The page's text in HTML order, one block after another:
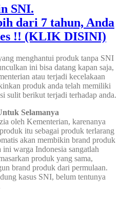
SNI.
dari 7 tahun, Anda
!! (KLIK DISINI)
menghantui produk tanpa SNI
ini bisa datang kapan saja,
atau terjadi kecelakaan
produk anda telah memiliki
sulit berikut terjadi terhadap anda.
Selamanya
oleh Kementerian, karenanya
itu sebagai produk terlarang
akan membikin brand produk
ini warga Indonesia sangatlah
produk yang sama,
brand produk dari permulaan.
kasus SNI, belum tentunya